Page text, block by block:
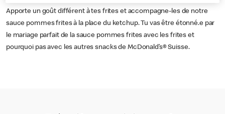
Apporte un goût différent à tes frites et accompagne-les de notre
sauce pommes frites à la place du ketchup. Tu vas être étonné.e par
le mariage parfait de la sauce pommes frites avec les frites et
pourquoi pas avec les autres snacks de McDonald’s® Suisse.